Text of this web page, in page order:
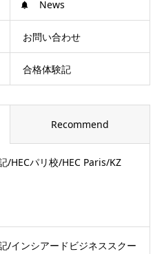
News
お問い合わせ
合格体験記
Recommend
/HECパリ校/HEC Paris/KZ
/インシアードビジネススクー